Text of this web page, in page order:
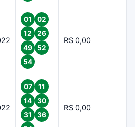
01
02
12
26
49
52
54
R$ 0,00
07
11
14
30
31
36
R$ 0,00